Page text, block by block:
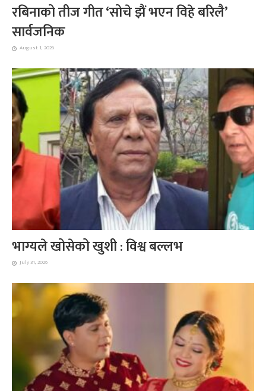
रबिनाको तीज गीत ‘सोचे झैं भएन विहे बरिलै’
सार्वजनिक
August 1, 2026
भाग्यले खोसेको खुशी : विश्व बल्लभ
July 31, 2026